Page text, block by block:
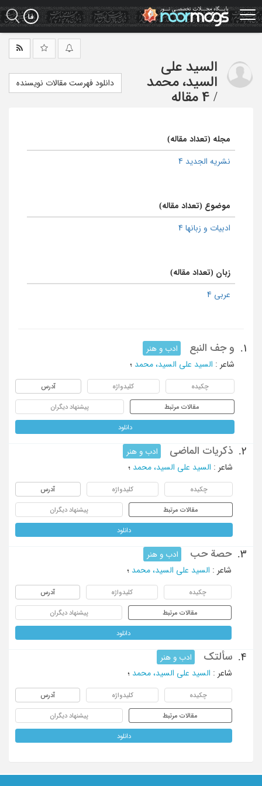
Skip
to
main
السید علی
السید، محمد
/ 4 مقاله
دانلود فهرست مقالات نویسنده
مجله (تعداد مقاله)
نشریه الجدید 4
موضوع (تعداد مقاله)
ادبیات و زبانها 4
زبان (تعداد مقاله)
عربی 4
1. و جف النبع
ادب و هنر
شاعر : السید علی السید، محمد ؛
چکیده کلیدواژه آدرس
مقالات مرتبط پیشنهاد دیگران
دانلود
2. ذکریات الماضی
ادب و هنر
شاعر : السید علی السید، محمد ؛
چکیده کلیدواژه آدرس
مقالات مرتبط پیشنهاد دیگران
دانلود
3. حصة حب
ادب و هنر
شاعر : السید علی السید، محمد ؛
چکیده کلیدواژه آدرس
مقالات مرتبط پیشنهاد دیگران
دانلود
4. سألتک
ادب و هنر
شاعر : السید علی السید، محمد ؛
چکیده کلیدواژه آدرس
مقالات مرتبط پیشنهاد دیگران
دانلود